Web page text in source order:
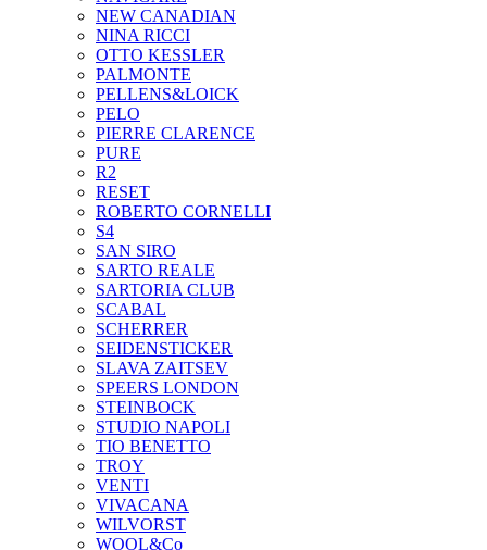
NEW CANADIAN
NINA RICCI
OTTO KESSLER
PALMONTE
PELLENS&LOICK
PELO
PIERRE CLARENCE
PURE
R2
RESET
ROBERTO CORNELLI
S4
SAN SIRO
SARTO REALE
SARTORIA CLUB
SCABAL
SCHERRER
SEIDENSTICKER
SLAVA ZAITSEV
SPEERS LONDON
STEINBOCK
STUDIO NAPOLI
TIO BENETTO
TROY
VENTI
VIVACANA
WILVORST
WOOL&Co